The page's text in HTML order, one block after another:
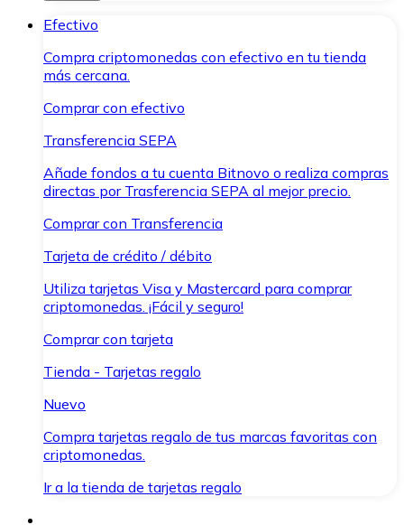
Efectivo
Compra criptomonedas con efectivo en tu tienda
más cercana.
Comprar con efectivo
Transferencia SEPA
Añade fondos a tu cuenta Bitnovo o realiza compras
directas por Trasferencia SEPA al mejor precio.
Comprar con Transferencia
Tarjeta de crédito / débito
Utiliza tarjetas Visa y Mastercard para comprar
criptomonedas. ¡Fácil y seguro!
Comprar con tarjeta
Tienda - Tarjetas regalo
Nuevo
Compra tarjetas regalo de tus marcas favoritas con
criptomonedas.
Ir a la tienda de tarjetas regalo